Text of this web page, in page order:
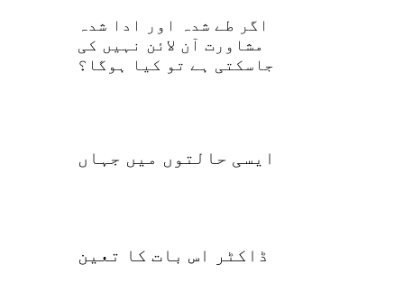
اگر طے شدہ اور ادا شدہ
مشاورت آن لائن نہیں کی
جاسکتی ہے تو کیا ہوگا؟
ایسی حالتوں میں جہاں
ڈاکٹر اس بات کا تعین